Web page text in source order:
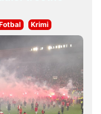
Krimi